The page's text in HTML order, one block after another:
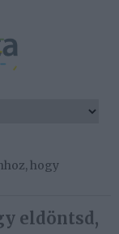
hogy
eldöntsd,